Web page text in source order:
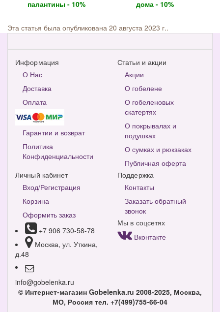
палантины - 10% дома - 10%
Эта статья была опубликована 20 августа 2023 г..
Информация
О Нас
Доставка
Оплата
Гарантии и возврат
Политика
Конфиденциальности
Статьи и акции
Акции
О гобелене
О гобеленовых
скатертях
О покрывалах и
подушках
О сумках и рюкзаках
Публичная оферта
Личный кабинет
Вход/Регистрация
Корзина
Оформить заказ
+7 906 730-58-78
Москва, ул. Уткина,
д.48
info@gobelenka.ru
Поддержка
Контакты
Заказать обратный
звонок
Мы в соцсетях
Вконтакте
© Интернет-магазин Gobelenka.ru 2008-2025, Москва,
МО, Россия тел. +7(499)755-66-04